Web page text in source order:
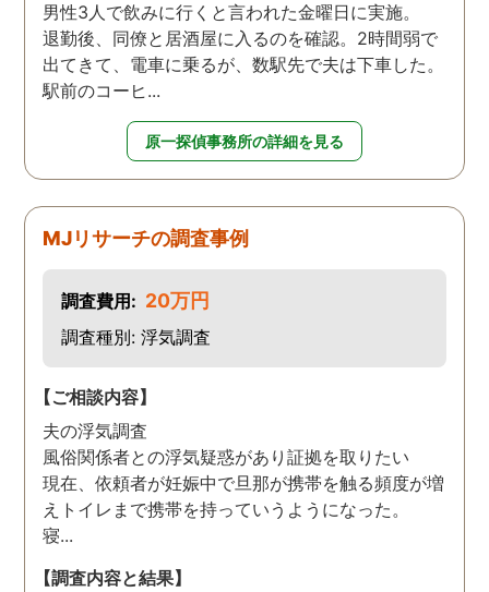
男性3人で飲みに行くと言われた金曜日に実施。
退勤後、同僚と居酒屋に入るのを確認。2時間弱で
出てきて、電車に乗るが、数駅先で夫は下車した。
駅前のコーヒ...
原一探偵事務所の詳細を見る
MJリサーチの調査事例
調査費用: 20万円
調査種別: 浮気調査
【ご相談内容】
夫の浮気調査
風俗関係者との浮気疑惑があり証拠を取りたい
現在、依頼者が妊娠中で旦那が携帯を触る頻度が増
えトイレまで携帯を持っていうようになった。
寝...
【調査内容と結果】